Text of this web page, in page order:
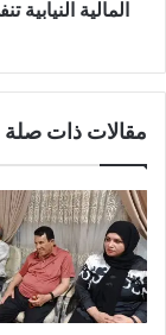
موازنة
مقالات ذات صلة